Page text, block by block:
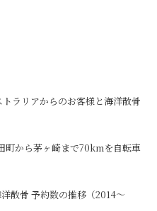
ラリアからのお客様と海洋散骨
町から茅ヶ崎まで70kmを自転車
散骨 予約数の推移（2014〜